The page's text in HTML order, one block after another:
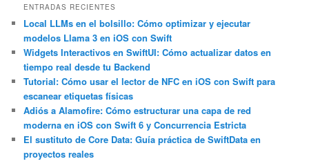
c
a
r
ENTRADAS RECIENTES
Local LLMs en el bolsillo: Cómo optimizar y ejecutar
modelos Llama 3 en iOS con Swift
Widgets Interactivos en SwiftUI: Cómo actualizar datos en
tiempo real desde tu Backend
Tutorial: Cómo usar el lector de NFC en iOS con Swift para
escanear etiquetas físicas
Adiós a Alamofire: Cómo estructurar una capa de red
moderna en iOS con Swift 6 y Concurrencia Estricta
El sustituto de Core Data: Guía práctica de SwiftData en
proyectos reales